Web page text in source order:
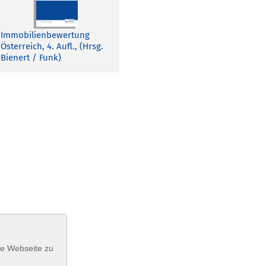
Immobilienbewertung
Österreich, 4. Aufl., (Hrsg.
Bienert / Funk)
Webseite zu